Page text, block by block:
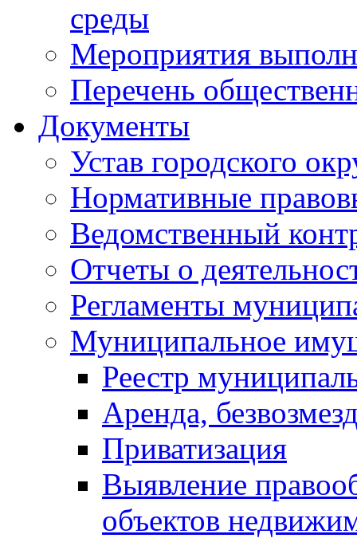
среды
Мероприятия
Перечень
Документы
Устав городского
Нормативные
Ведомственный
Отчеты о
Регламенты
Муниципальное
Реестр
Аренда,
Приватизация
Выявление
объектов